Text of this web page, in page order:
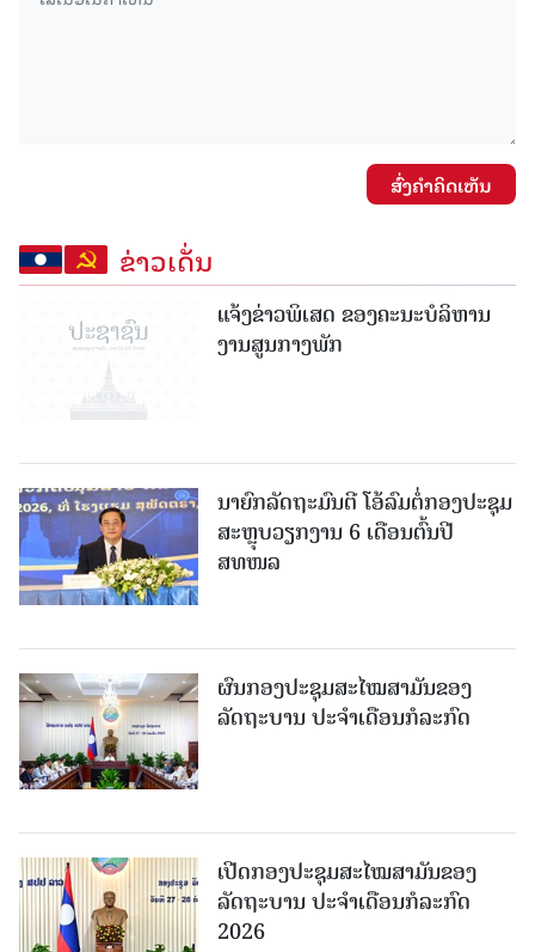
ສົ່ງຄໍາຄິດເຫັນ
ຂ່າວເດັ່ນ
ແຈ້ງຂ່າວພິເສດ ຂອງຄະນະບໍລິຫານ
ງານສູນກາງພັກ
ນາຍົກລັດຖະມົນຕີ ໂອ້ລົມຕໍ່ກອງປະຊຸມ
ສະຫຼຸບວຽກງານ 6 ເດືອນຕົ້ນປີ
ສທໜລ
ຜົນກອງປະຊຸມສະໄໝສາມັນຂອງ
ລັດຖະບານ ປະຈຳເດືອນກໍລະກົດ
ເປີດກອງປະຊຸມສະໄໝສາມັນຂອງ
ລັດຖະບານ ປະຈໍາເດືອນກໍລະກົດ
2026